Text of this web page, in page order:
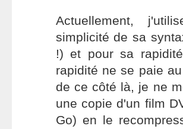
Actuellement,
simplicité de sa
!) et pour sa
rapidité ne se paie
de ce côté là, je ne
une copie d'un film
Go) en le